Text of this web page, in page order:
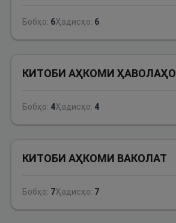
Бобҳо: 6Ҳадисҳо: 6
КИТОБИ АҲКОМИ ҲАВОЛАҲО
Бобҳо: 4Ҳадисҳо: 4
КИТОБИ АҲКОМИ ВАКОЛАТ
Бобҳо: 7Ҳадисҳо: 7